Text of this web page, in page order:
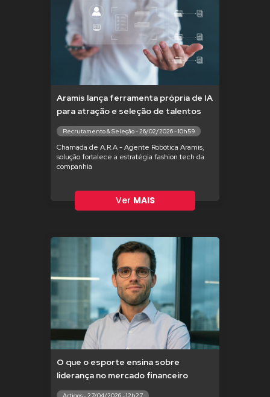
Aramis lança ferramenta própria de IA
para atração e seleção de talentos
Recrutamento & Seleção - 26/02/2026 - 10h59
Chamada de A.R.A - Agente Robótica Aramis,
solução fortalece a estratégia fashion tech da
companhia
Ver MAIS
O que o esporte ensina sobre
liderança no mercado financeiro